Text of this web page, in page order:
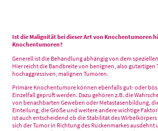
Ist die Malignität bei dieser Art von Knochentumoren
Knochentumoren?
Generell ist die Behandlung abhängig von dem
Hier reicht die Bandbreite von benignen, also gutartigen
hochaggressiven, malignen Tumoren.
Primäre Knochentumore können ebenfalls gut- oder
Einzelfall geprüft werden. Dazu gehören z.B. die
von benachbarten Geweben oder Metastasenbildung,
Einteilung, die Größe und weitere andere wichtige
ist auch entscheidend ob die Stabilität des
sich der Tumor in Richtung des Rückenmarkes ausdehnt